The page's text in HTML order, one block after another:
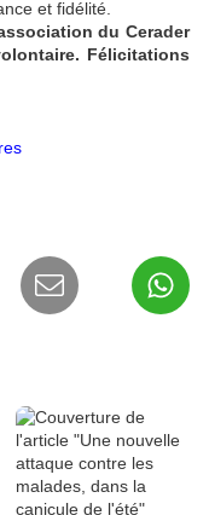
et fidélité.
du Cerader
Félicitations